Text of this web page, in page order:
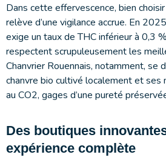
Dans cette effervescence, bien
relève d’une vigilance accrue. En
exige un taux de THC inférieur à 0,3
respectent scrupuleusement les
Chanvrier Rouennais, notamment, se
chanvre bio cultivé localement et ses
au CO2, gages d’une pureté
Des boutiques
expérience complète